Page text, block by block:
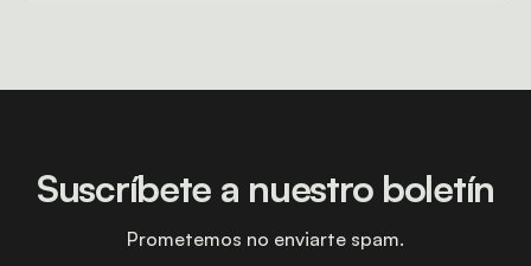
Suscríbete a nuestro boletín
Prometemos no enviarte spam.